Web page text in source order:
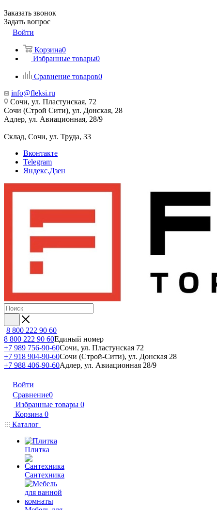
Заказать звонок
Задать вопрос
Войти
Корзина0
Избранные товары0
Сравнение товаров0
info@fleksi.ru
Сочи, ул. Пластунская, 72
Сочи (Строй Сити), ул. Донская, 28
Адлер, ул. Авиационная, 28/9
Склад, Сочи, ул. Труда, 33
Вконтакте
Telegram
Яндекс.Дзен
8 800 222 90 60
8 800 222 90 60Единый номер
+7 989 756-90-60Сочи, ул. Пластунская 72
+7 918 904-90-60Сочи (Строй-Сити), ул. Донская 28
+7 988 406-90-60Адлер, ул. Авиационная 28/9
Войти
Сравнение0
Избранные товары 0
Корзина 0
Каталог
Плитка
Сантехника